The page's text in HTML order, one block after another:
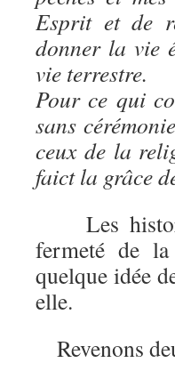
Esprit et de
donner la vie
vie terrestre.
Pour ce qui
sans
ceux de la
faict la grâce
Les
fermeté de
quelque idée
elle.
Revenons